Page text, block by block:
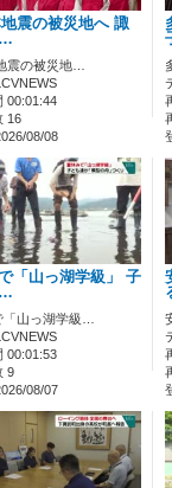
地震の被災地へ 諏
…
震の被災地…
00:01:44
16
08/08
「山っ湖学級」 子
…
「山っ湖学級…
00:01:53
9
08/07